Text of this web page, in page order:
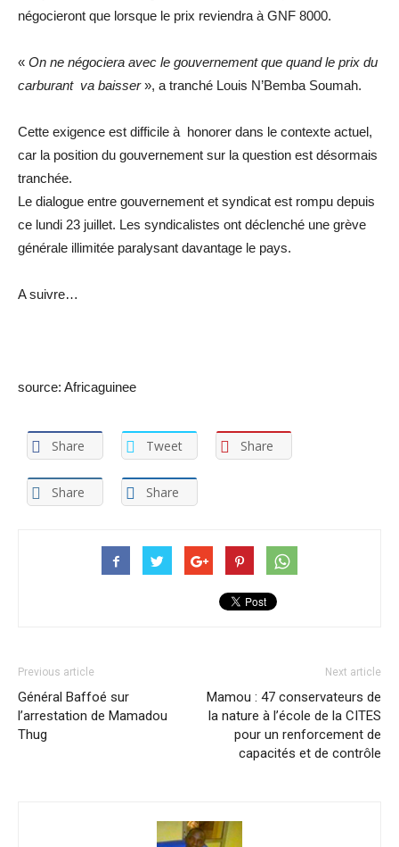
négocieront que lorsque le prix reviendra à GNF 8000.
« On ne négociera avec le gouvernement que quand le prix du
carburant va baisser», a tranché Louis N’Bemba Soumah.
Cette exigence est difficile à honorer dans le contexte actuel,
car la position du gouvernement sur la question est désormais
tranchée.
Le dialogue entre gouvernement et syndicat est rompu depuis
ce lundi 23 juillet. Les syndicalistes ont déclenché une grève
générale illimitée paralysant davantage le pays.
A suivre…
source: Africaguinee
Share Tweet Share
Share Share
Previous article
Général Baffoé sur
l’arrestation de Mamadou
Thug
Next article
Mamou : 47 conservateurs de
la nature à l’école de la CITES
pour un renforcement de
capacités et de contrôle